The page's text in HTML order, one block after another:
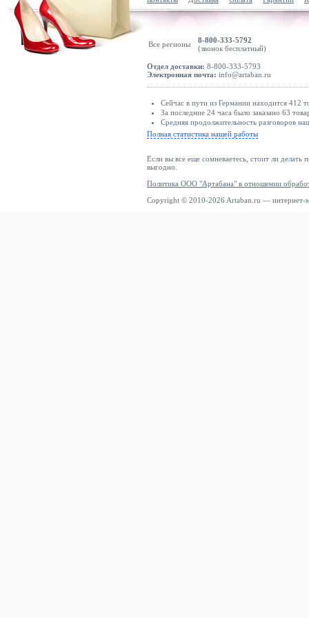
Все регионы
8-800-333-5792
(звонок бесплатный)
Отдел доставки: 8-800-333-5793
Электронная почта: info@artaban.ru
Сейчас в пути из Германии находится 412
За последние 24 часа было заказано 63
Средняя продолжительность разговоров
Полная статистика нашей работы
Если вы все еще сомневаетесь, стоит ли делать
выгодно.
Политика ООО "Артабана" в отношении
Copyright © 2010-2026 Artaban.ru — интернет-